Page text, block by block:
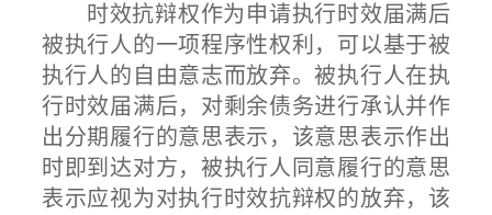
时效抗辩权作为申请执行时效届满后
被执行人的一项程序性权利，可以基于被
执行人的自由意志而放弃。被执行人在执
行时效届满后，对剩余债务进行承认并作
出分期履行的意思表示，该意思表示作出
时即到达对方，被执行人同意履行的意思
表示应视为对执行时效抗辩权的放弃，该